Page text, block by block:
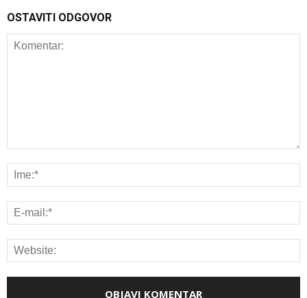
OSTAVITI ODGOVOR